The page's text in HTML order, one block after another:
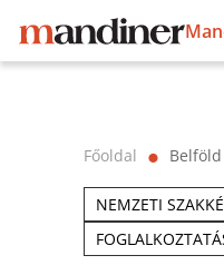
Főoldal ⬤ Belföld
NEMZETI